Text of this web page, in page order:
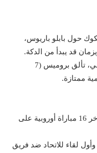
حول بابلو باريوس،
قد يبدأ من الدكة.
غياب محمد فوسيني، تألق بروميس (7
ممتازة.
أتلتيكو خسر مباراة واحدة فقط من آخر 16 مباراة أوروبية على
لقاء للاتحاد ضد فريق